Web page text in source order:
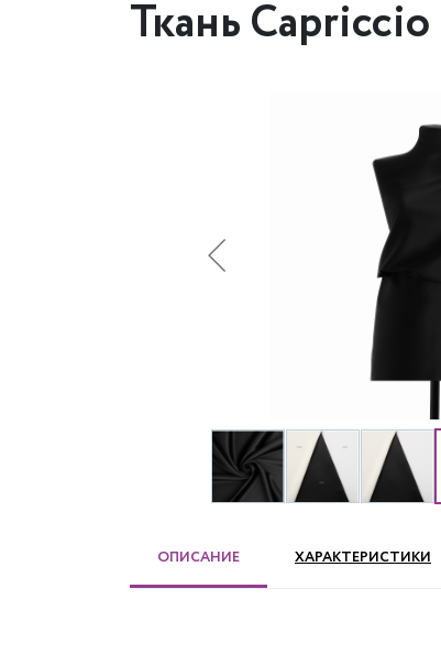
Ткань
ОПИСАНИЕ ХАРАКТЕРИСТИКИ